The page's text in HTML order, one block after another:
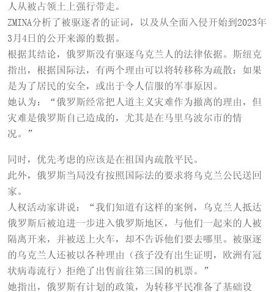
人从被占领土上强行带走。
ZMINA分析了被驱逐者的证词，以及从全面入侵开始到2023年
3月4日的公开来源的数据。
根据其结论，俄罗斯没有驱逐乌克兰人的法律依据。斯纽克
指出，根据国际法，有两个理由可以将转移称为疏散：如果
是为了居民的安全，或出于令人信服的军事原因。
她认为：“俄罗斯经常把人道主义灾难作为撤离的理由，但
灾难是俄罗斯自己造成的，尤其是在马里乌波尔市的情
况。”
同时，优先考虑的应该是在祖国内疏散平民。
此外，俄罗斯当局没有按照国际法的要求将乌克兰公民送回
家。
人权活动家讲说：“我们知道有这样的案例，乌克兰人抵达
俄罗斯后被迫进一步进入俄罗斯地区，与他们一起来的人被
隔离开来，并被送上火车，却不告诉他们要去哪里。被驱逐
的乌克兰人还被以各种理由（孩子没有出生证明，欧洲有冠
状病毒流行）拒绝了出售前往第三国的机票。”
她指出，俄罗斯有计划的政策，为转移平民准备了基础设